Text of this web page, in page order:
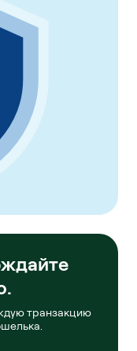
транзакцию